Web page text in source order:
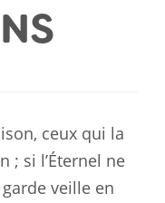
ceux qui la
; si l’Éternel ne
veille en